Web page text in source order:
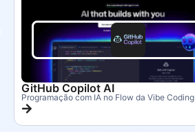
GitHub Copilot AI
Programação com IA no Flow da Vibe Coding